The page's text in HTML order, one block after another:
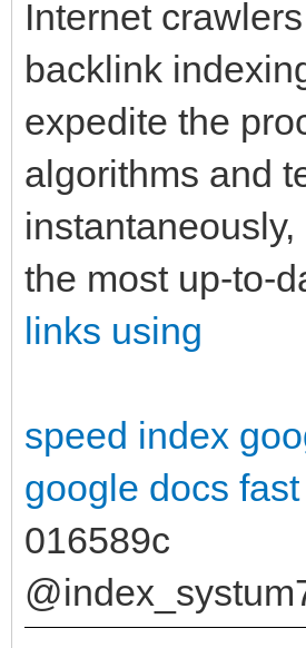
Internet
backlink
expedite the
algorithms and
the most up-to-
links using
speed index
google docs
016589c